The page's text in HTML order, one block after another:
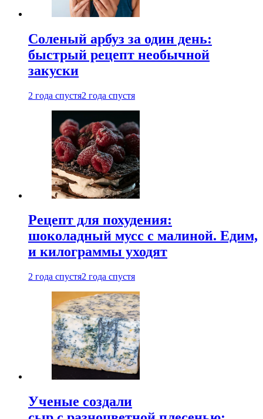
Соленый арбуз за один день:
быстрый рецепт необычной
закуски
2 года спустя2 года спустя
Рецепт для похудения:
шоколадный мусс с малиной. Едим,
и килограммы уходят
2 года спустя2 года спустя
Ученые создали